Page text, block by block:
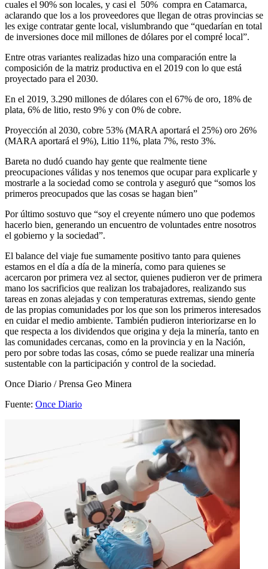
cuales el 90% son locales, y casi el 50% compra en Catamarca,
aclarando que los a los proveedores que llegan de otras provincias se
les exige contratar gente local, vislumbrando que “quedarían en total
de inversiones doce mil millones de dólares por el compré local”.
Entre otras variantes realizadas hizo una comparación entre la
composición de la matriz productiva en el 2019 con lo que está
proyectado para el 2030.
En el 2019, 3.290 millones de dólares con el 67% de oro, 18% de
plata, 6% de litio, resto 9% y con 0% de cobre.
Proyección al 2030, cobre 53% (MARA aportará el 25%) oro 26%
(MARA aportará el 9%), Litio 11%, plata 7%, resto 3%.
Bareta no dudó cuando hay gente que realmente tiene
preocupaciones válidas y nos tenemos que ocupar para explicarle y
mostrarle a la sociedad como se controla y aseguró que “somos los
primeros preocupados que las cosas se hagan bien”
Por último sostuvo que “soy el creyente número uno que podemos
hacerlo bien, generando un encuentro de voluntades entre nosotros
el gobierno y la sociedad”.
El balance del viaje fue sumamente positivo tanto para quienes
estamos en el día a día de la minería, como para quienes se
acercaron por primera vez al sector, quienes pudieron ver de primera
mano los sacrificios que realizan los trabajadores, realizando sus
tareas en zonas alejadas y con temperaturas extremas, siendo gente
de las propias comunidades por los que son los primeros interesados
en cuidar el medio ambiente. También pudieron interiorizarse en lo
que respecta a los dividendos que origina y deja la minería, tanto en
las comunidades cercanas, como en la provincia y en la Nación,
pero por sobre todas las cosas, cómo se puede realizar una minería
sustentable con la participación y control de la sociedad.
Once Diario / Prensa Geo Minera
Fuente: Once Diario